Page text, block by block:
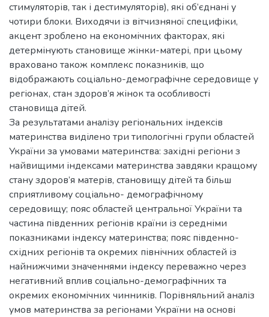
стимуляторів, так і дестимуляторів), які об’єднані у
чотири блоки. Виходячи із вітчизняної специфіки,
акцент зроблено на економічних факторах, які
детермінують становище жінки-матері, при цьому
враховано також комплекс показників, що
відображають соціально-демографічне середовище у
регіонах, стан здоров’я жінок та особливості
становища дітей.
За результатами аналізу регіональних індексів
материнства виділено три типологічні групи областей
України за умовами материнства: західні регіони з
найвищими індексами материнства завдяки кращому
стану здоров’я матерів, становищу дітей та більш
сприятливому соціально- демографічному
середовищу; пояс областей центральної України та
частина південних регіонів країни із середніми
показниками індексу материнства; пояс південно-
східних регіонів та окремих північних областей із
найнижчими значеннями індексу переважно через
негативний вплив соціально-демографічних та
окремих економічних чинників. Порівняльний аналіз
умов материнства за регіонами України на основі